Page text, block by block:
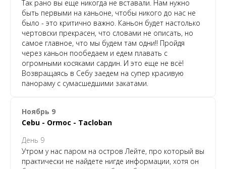
Так рано вы еще никогда не вставали. Нам нужно
быть первыми на каньоне, чтобы никого до нас не
было - это критично важно. Каньон будет настолько
чертовски прекрасен, что словами не описать, но
самое главное, что мы будем там одни!! Пройдя
через каньон пообедаем и едем плавать с
огромными косяками сардин. И это еще не всё!
Возвращаясь в Себу заедем на супер красивую
панораму с сумасшедшими закатами.
Ноябрь 9
Cebu - Ormoc - Tacloban
День 9
Утром у нас паром на остров Лейте, про который вы
практически не найдете нигде информации, хотя он